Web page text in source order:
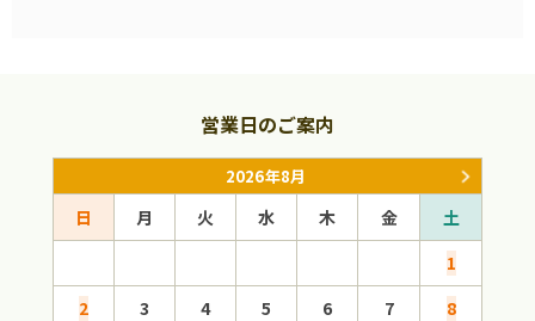
営業日のご案内
2026年8月
日 月 火 水 木 金
土
1
2
3 4 5 6 7
8